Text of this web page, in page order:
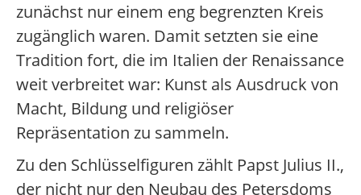
zunächst nur einem eng begrenzten Kreis
zugänglich waren. Damit setzten sie eine
Tradition fort, die im Italien der Renaissance
weit verbreitet war: Kunst als Ausdruck von
Macht, Bildung und religiöser
Repräsentation zu sammeln.
Zu den Schlüsselfiguren zählt Papst Julius II.,
der nicht nur den Neubau des Petersdoms